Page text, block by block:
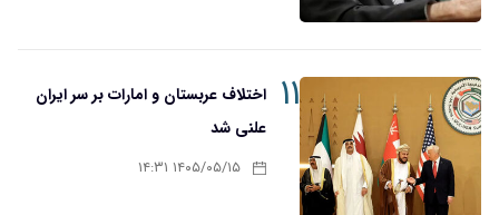
۱۱
اختلاف عربستان و امارات بر سر ایران
علنی شد
۱۴۰۵/۰۵/۱۵ ۱۴:۳۱